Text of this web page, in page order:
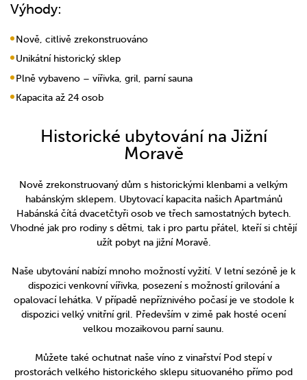
Výhody:
Nově, citlivě zrekonstruováno
Unikátní historický sklep
Plně vybaveno – vířivka, gril, parní sauna
Kapacita až 24 osob
Historické ubytování na Jižní
Moravě
Nově zrekonstruovaný dům s historickými klenbami a velkým
habánským sklepem. Ubytovací kapacita našich Apartmánů
Habánská čítá dvacetčtyři osob ve třech samostatných bytech.
Vhodné jak pro rodiny s dětmi, tak i pro partu přátel, kteří si chtějí
užít pobyt na jižní Moravě.
Naše ubytování nabízí mnoho možností vyžití. V letní sezóně je k
dispozici venkovní vířivka, posezení s možností grilování a
opalovací lehátka. V případě nepříznivého počasí je ve stodole k
dispozici velký vnitřní gril. Především v zimě pak hosté ocení
velkou mozaikovou parní saunu.
Můžete také ochutnat naše víno z vinařství Pod stepí v
prostorách velkého historického sklepu situovaného přímo pod